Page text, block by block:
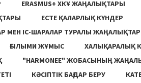
ERASMUS+ ХКҰ ЖАҢАЛЫҚТАРЫ
ЕСТЕ ҚАЛАРЛЫҚ КҮНДЕР
МЕН ІС-ШАРАЛАР ТУРАЛЫ ЖАҢАЛЫҚТАР
ҒЫЛЫМИ ЖҰМЫС
ХАЛЫҚАРАЛЫҚ
"HARMONEE" ЖОБАСЫНЫҢ
КӘСІПТІК БАҒДАР БЕРУ